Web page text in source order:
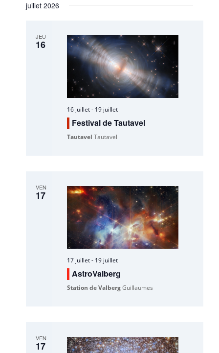
juillet 2026
JEU
16
16 juillet- 19 juillet
Festival de Tautavel
TautavelTautavel
VEN
17
17 juillet- 19 juillet
AstroValberg
Station de ValbergGuillaumes
VEN
17